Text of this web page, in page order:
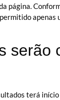
página.
apenas
serão
terá